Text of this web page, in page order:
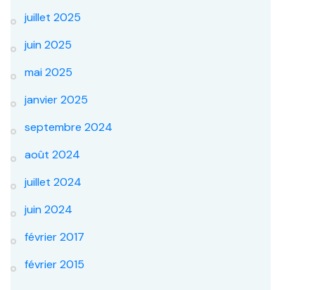
juillet 2025
juin 2025
mai 2025
janvier 2025
septembre 2024
août 2024
juillet 2024
juin 2024
février 2017
février 2015